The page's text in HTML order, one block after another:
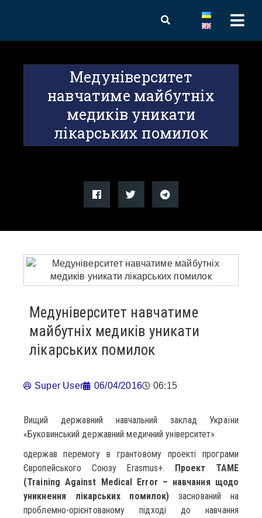
Медуніверситет
навчатиме майбутніх
медиків уникати
лікарських помилок
Медуніверситет навчатиме
майбутніх медиків уникати
лікарських помилок
Super User 06/04/2016 06:15
Вищий державний навчальний заклад України
«Буковинський державний медичний університет»
одержав перемогу в грантовому проекті програми
Європейського Союзу Erasmus+. Проект TAME
(Training Against Medical Error – навчання щодо
уникнення лікарських помилок) заснований на
проблемно-орієнтованому підході до навчання